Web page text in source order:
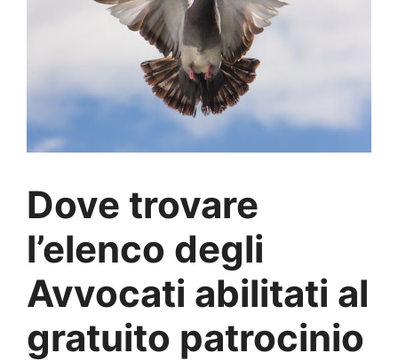
Dove trovare
l’elenco degli
Avvocati abilitati al
gratuito patrocinio